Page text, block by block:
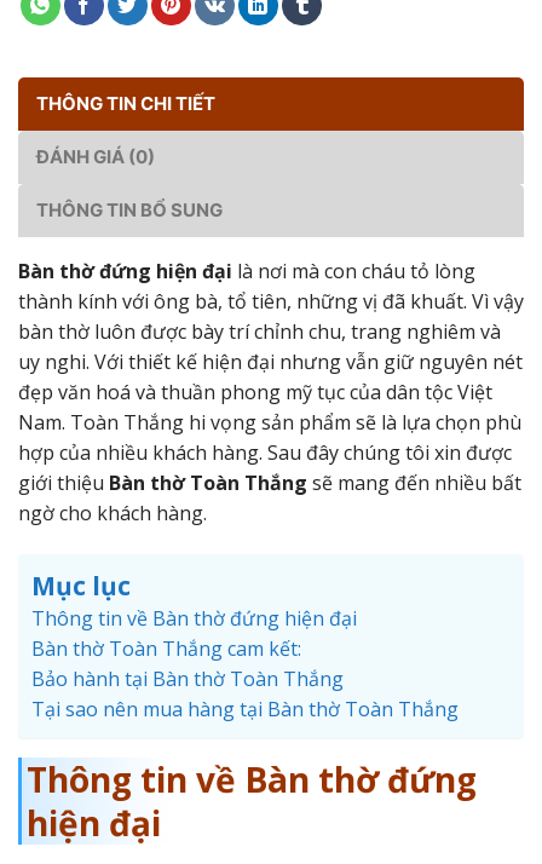
THÔNG TIN CHI TIẾT
ĐÁNH GIÁ (0)
THÔNG TIN BỔ SUNG
Bàn thờ đứng hiện đại là nơi mà con cháu tỏ lòng
thành kính với ông bà, tổ tiên, những vị đã khuất. Vì vậy
bàn thờ luôn được bày trí chỉnh chu, trang nghiêm và
uy nghi. Với thiết kế hiện đại nhưng vẫn giữ nguyên nét
đẹp văn hoá và thuần phong mỹ tục của dân tộc Việt
Nam. Toàn Thắng hi vọng sản phẩm sẽ là lựa chọn phù
hợp của nhiều khách hàng. Sau đây chúng tôi xin được
giới thiệu Bàn thờ Toàn Thắng sẽ mang đến nhiều bất
ngờ cho khách hàng.
Mục lục
Thông tin về Bàn thờ đứng hiện đại
Bàn thờ Toàn Thắng cam kết:
Bảo hành tại Bàn thờ Toàn Thắng
Tại sao nên mua hàng tại Bàn thờ Toàn Thắng
Thông tin về Bàn thờ đứng
hiện đại